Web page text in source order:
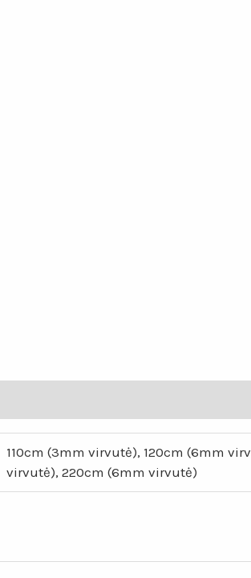
110cm (3mm virvutė), 120cm (6mm
virvutė), 220cm (6mm virvutė)